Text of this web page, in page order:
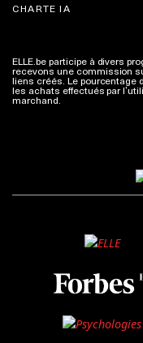
CHARTE IA
ELLE.be participe à divers
recevons une commission
liens créés. Le pourcentage
les achats effectués par
marchand. Plus d'infos